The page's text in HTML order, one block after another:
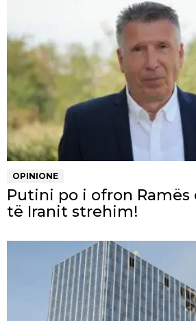
OPINIONE
Putini po i ofron Ramës
të Iranit strehim!